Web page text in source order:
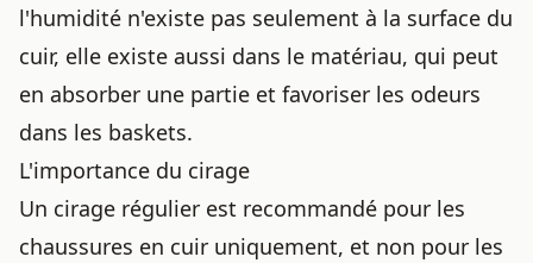
l'humidité n'existe pas seulement à la surface du
cuir, elle existe aussi dans le matériau, qui peut
en absorber une partie et favoriser les odeurs
dans les baskets.
L'importance du cirage
Un cirage régulier est recommandé pour les
chaussures en cuir uniquement, et non pour les